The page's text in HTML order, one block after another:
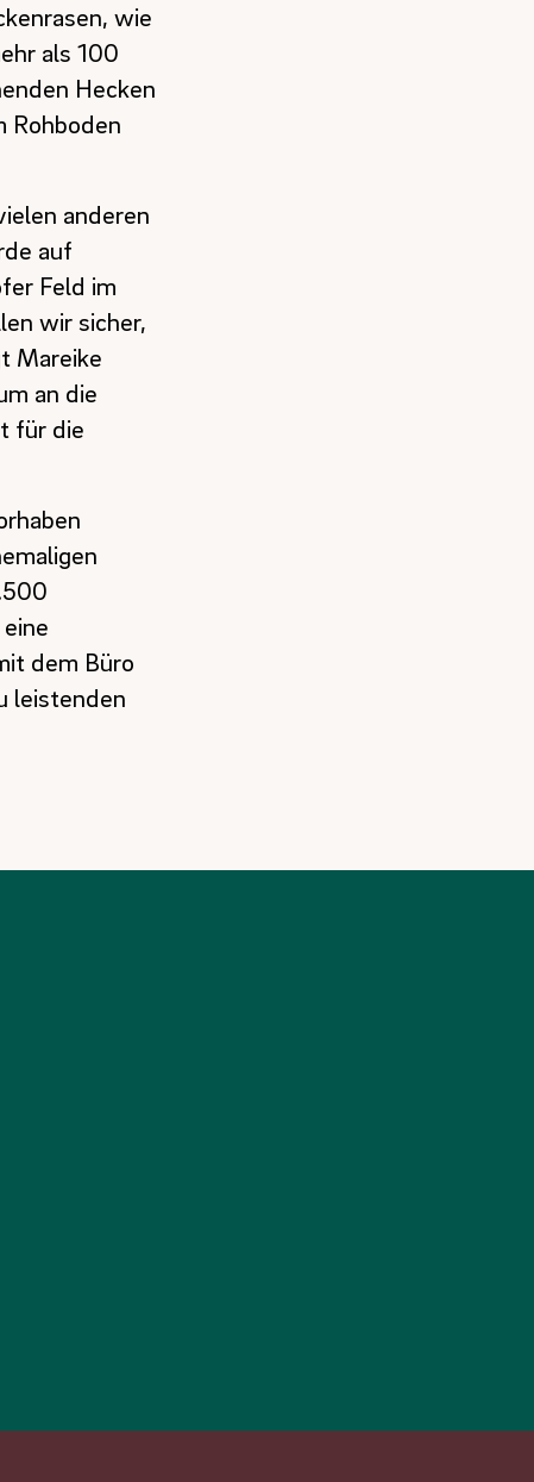
wie
als 100
Hecken
Rohboden
anderen
auf
Feld im
wir sicher,
Mareike
an die
für die
dem Büro
leistenden